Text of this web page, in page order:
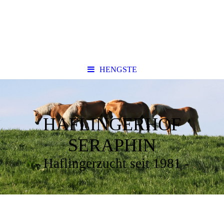
HENGSTE
HAFLINGERHOF
SERAPHIN
- Haflingerzucht seit 1981 -